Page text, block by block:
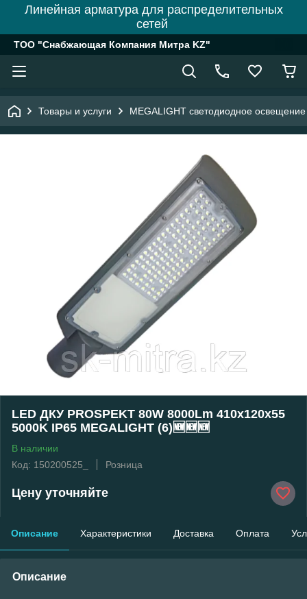
Линейная арматура для распределительных
сетей
ТОО "Снабжающая Компания Митра KZ"
Товары и услуги MEGALIGHT светодиодное освещение
LED ДКУ PROSPEKT 80W 8000Lm 410x120x55
5000K IP65 MEGALIGHT (6)🆕🆕🆕
В наличии
Код: 150200525_
Розница
Цену уточняйте
Описание Характеристики Доставка Оплата
Описание